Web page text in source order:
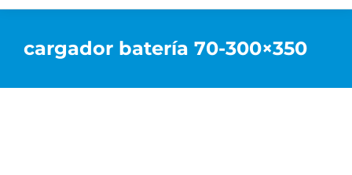
cargador batería 70-300×350